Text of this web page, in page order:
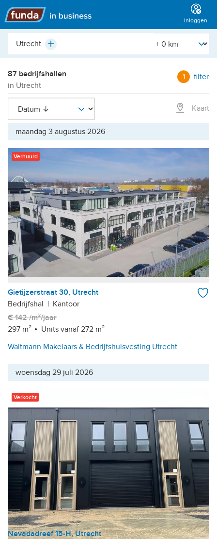
Hoofdmenu
Inloggen
Plaats,
etc.
Plus [Straal]
87 bedrijfshallen
in Utrecht
1 filter
Kaart
maandag 3 augustus 2026
Verhuurd
Gietijzerstraat 30, Utrecht
Bedrijfshal | Kantoor
€ 142 /m²/jaar
297 m²
Units vanaf 272 m²
Waltmann Makelaars & Bedrijfshuisvesting Utrecht
woensdag 29 juli 2026
Verkocht
Nevadadreef 15-H, Utrecht